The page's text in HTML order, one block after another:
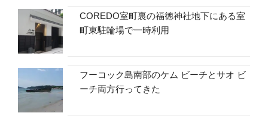
COREDO室町裏の福徳神社地下にある室
町東駐輪場で一時利用
フーコック島南部のケム ビーチとサオ ビ
ーチ両方行ってきた